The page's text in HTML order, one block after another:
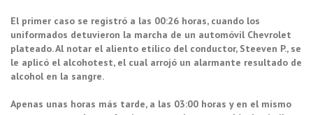
El primer caso se registró a las 00:26 horas, cuando los
uniformados detuvieron la marcha de un automóvil Chevrolet
plateado. Al notar el aliento etílico del conductor, Steeven P., se
le aplicó el alcohotest, el cual arrojó un alarmante resultado de
alcohol en la sangre.
Apenas unas horas más tarde, a las 03:00 horas y en el mismo